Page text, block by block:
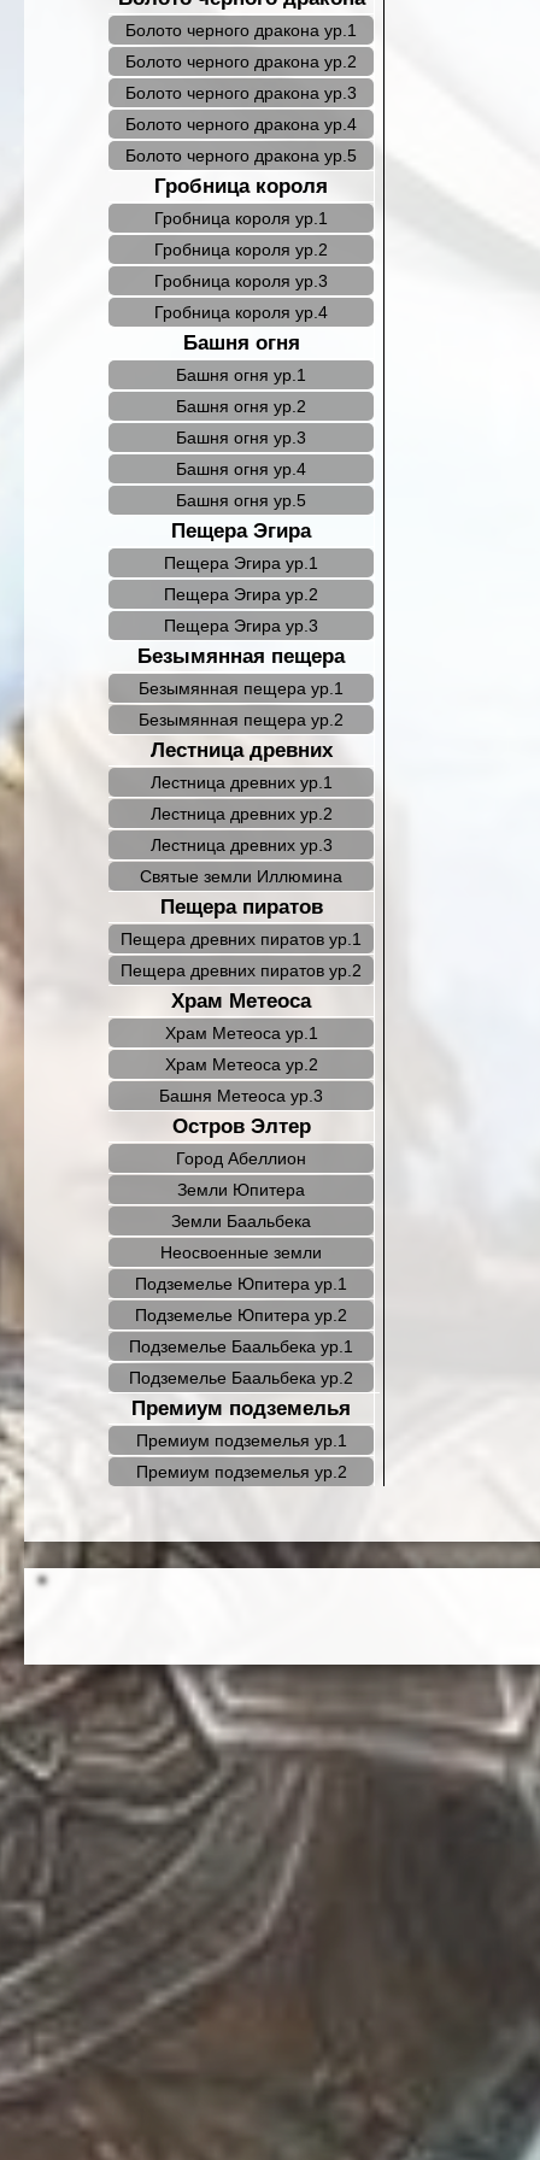
Болото черного дракона ур.1
Болото черного дракона ур.2
Болото черного дракона ур.3
Болото черного дракона ур.4
Болото черного дракона ур.5
Гробница короля
Гробница короля ур.1
Гробница короля ур.2
Гробница короля ур.3
Гробница короля ур.4
Башня огня
Башня огня ур.1
Башня огня ур.2
Башня огня ур.3
Башня огня ур.4
Башня огня ур.5
Пещера Эгира
Пещера Эгира ур.1
Пещера Эгира ур.2
Пещера Эгира ур.3
Безымянная пещера
Безымянная пещера ур.1
Безымянная пещера ур.2
Лестница древних
Лестница древних ур.1
Лестница древних ур.2
Лестница древних ур.3
Святые земли Иллюмина
Пещера пиратов
Пещера древних пиратов ур.1
Пещера древних пиратов ур.2
Храм Метеоса
Храм Метеоса ур.1
Храм Метеоса ур.2
Башня Метеоса ур.3
Остров Элтер
Город Абеллион
Земли Юпитера
Земли Баальбека
Неосвоенные земли
Подземелье Юпитера ур.1
Подземелье Юпитера ур.2
Подземелье Баальбека ур.1
Подземелье Баальбека ур.2
Премиум подземелья
Премиум подземелья ур.1
Премиум подземелья ур.2